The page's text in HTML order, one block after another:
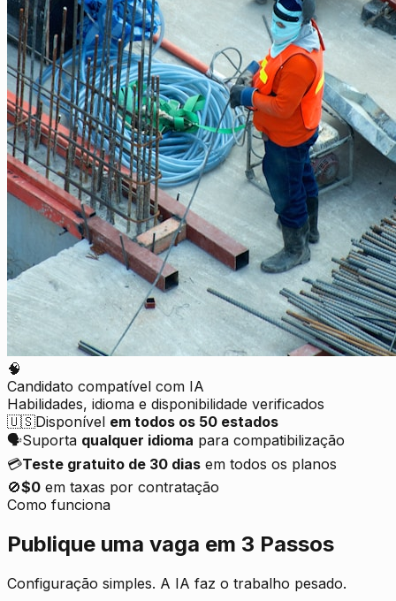
🧠
Candidato compatível com IA
Habilidades, idioma e disponibilidade verificados
🇺🇸Disponível em todos os 50 estados
🗣️Suporta qualquer idioma para compatibilização
💳Teste gratuito de 30 dias em todos os planos
🚫$0 em taxas por contratação
Como funciona
Publique uma vaga em 3 Passos
Configuração simples. A IA faz o trabalho pesado.